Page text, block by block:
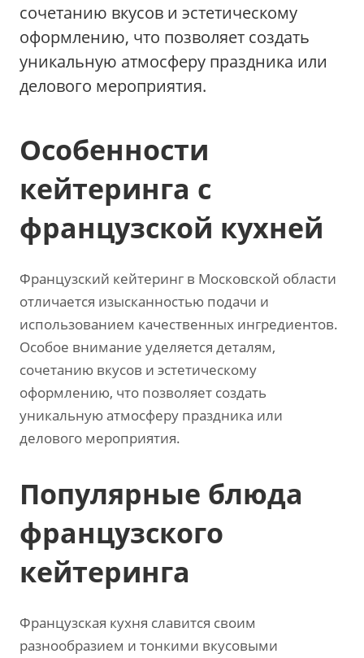
сочетанию вкусов и эстетическому
оформлению, что позволяет создать
уникальную атмосферу праздника или
делового мероприятия.
Особенности
кейтеринга с
французской кухней
Французский кейтеринг в Московской области
отличается изысканностью подачи и
использованием качественных ингредиентов.
Особое внимание уделяется деталям,
сочетанию вкусов и эстетическому
оформлению, что позволяет создать
уникальную атмосферу праздника или
делового мероприятия.
Популярные блюда
французского
кейтеринга
Французская кухня славится своим
разнообразием и тонкими вкусовыми